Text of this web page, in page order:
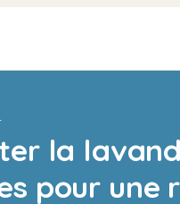
la
pour une